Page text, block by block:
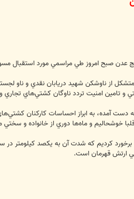
عدن صبح امروز طي مراسمي مورد استقبال
متشكل از ناوشكن شهيد دريابان نقدي و ناو
و تامين امنيت تردد ناوگان كشتي‌هاي
دست آمده، به ابراز احساسات كاركنان
خوشحاليم و ماه‌ها دوري از خانواده و
كرديم كه شدت آن به يكصد كيلومتر
ارتش قهرمان است.